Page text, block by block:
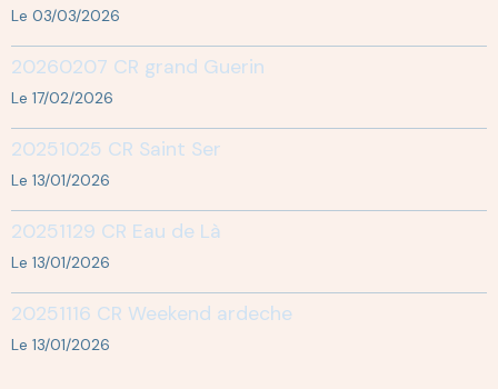
Le 03/03/2026
20260207 CR grand Guerin
Le 17/02/2026
20251025 CR Saint Ser
Le 13/01/2026
20251129 CR Eau de Là
Le 13/01/2026
20251116 CR Weekend ardeche
Le 13/01/2026